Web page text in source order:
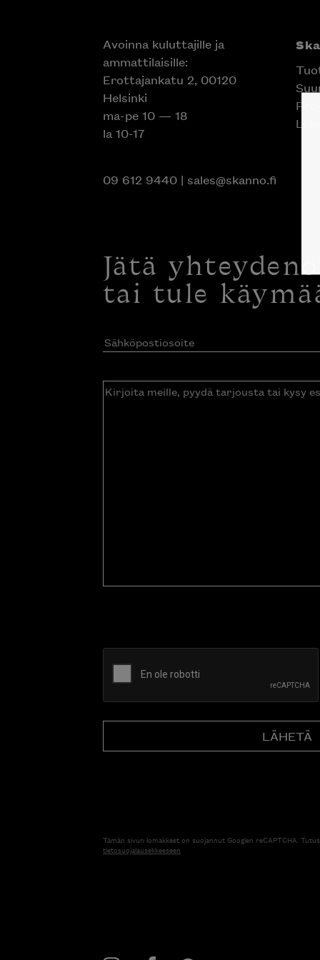
Avoinna kuluttajille ja
ammattilaisille:
Erottajankatu 2, 00120
Helsinki
ma-pe 10 — 18
la 10-17
09 612 9440| sales@skanno.fi
Jätä
tai tule
Sähköpostiosoite(Pakollinen)
Kirjoita
Tämän sivun lomakkeet on suojannut Googlen reCAPTCHA.
tietosuojalausekkeeseen